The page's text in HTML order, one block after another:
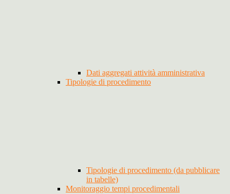
Dati aggregati attività amministrativa
Tipologie di procedimento
Tipologie di procedimento (da pubblicare
in tabelle)
Monitoraggio tempi procedimentali